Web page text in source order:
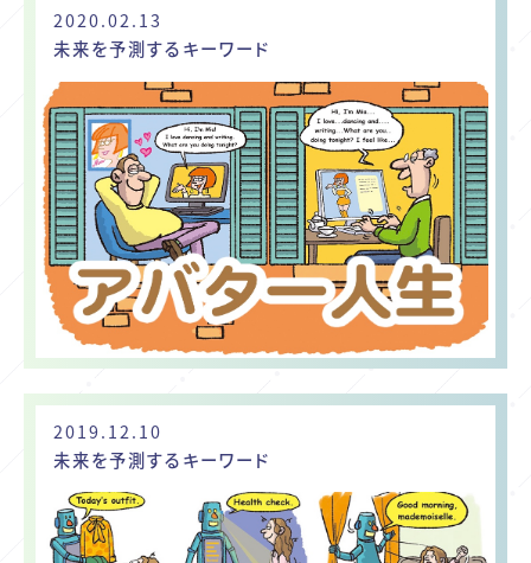
2020.02.13
未来を予測するキーワード
2019.12.10
未来を予測するキーワード